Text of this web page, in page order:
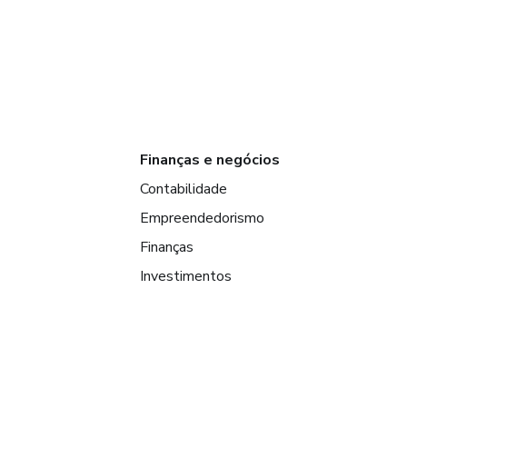
Finanças e negócios
Contabilidade
Empreendedorismo
Finanças
Investimentos